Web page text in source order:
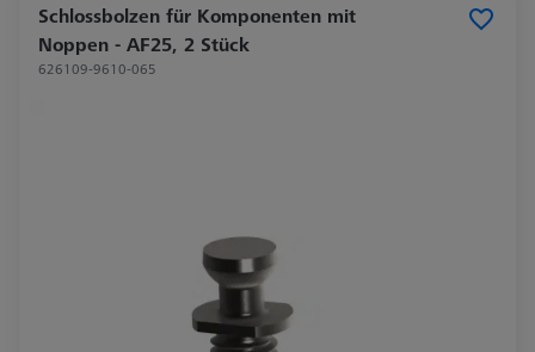
Schlossbolzen für Komponenten mit
Noppen - AF25, 2 Stück
626109-9610-065